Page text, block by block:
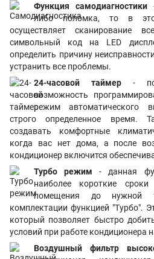
Функция самодиагностики
либо поломка, то в
осуществляет сканирование
символьный код на LED
определить причину
устранить все проблемы.
24-часовой таймер -
возможность
режим автоматического
строго определенное время.
создавать комфортные
когда вас нет дома, а после
кондиционер включится
Турбо режим - данная
наиболее короткие
помещения до нужной
комплектации функцией "Турбо".
который позволяет быстро
условий при работе кондиционера
Воздушный фильтр